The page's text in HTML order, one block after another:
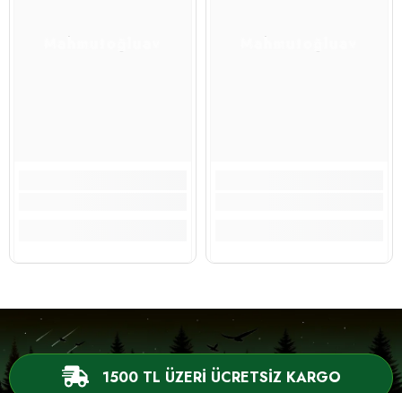
Mahmutoğluav Mahmutoğluav
1500 TL ÜZERİ ÜCRETSİZ KARGO